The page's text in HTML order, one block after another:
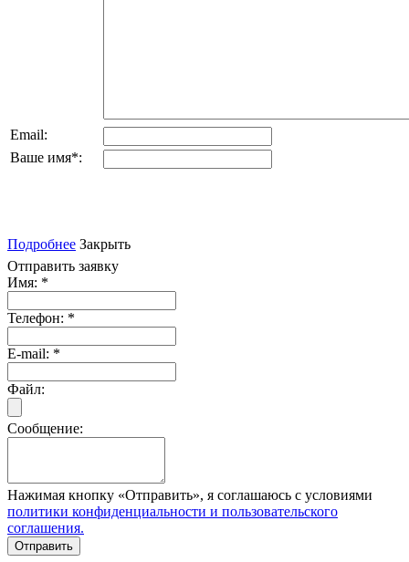
Email:
Ваше имя*:
Подробнее Закрыть
Отправить заявку
Имя: *
Телефон: *
E-mail: *
Файл:
Сообщение:
Нажимая кнопку «Отправить», я соглашаюсь с условиями
политики конфиденциальности и пользовательского
соглашения.
Отправить